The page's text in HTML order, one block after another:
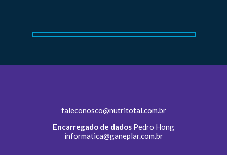
faleconosco@nutritotal.com.br
Encarregado de dados Pedro Hong
informatica@ganeplar.com.br